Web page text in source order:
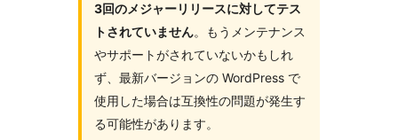
3回のメジャーリリースに対してテス
トされていません。もうメンテナンス
やサポートがされていないかもしれ
ず、最新バージョンの WordPress で
使用した場合は互換性の問題が発生す
る可能性があります。